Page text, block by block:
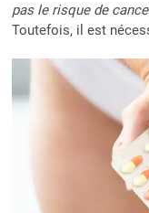
pas le risque de
Toutefois, il est